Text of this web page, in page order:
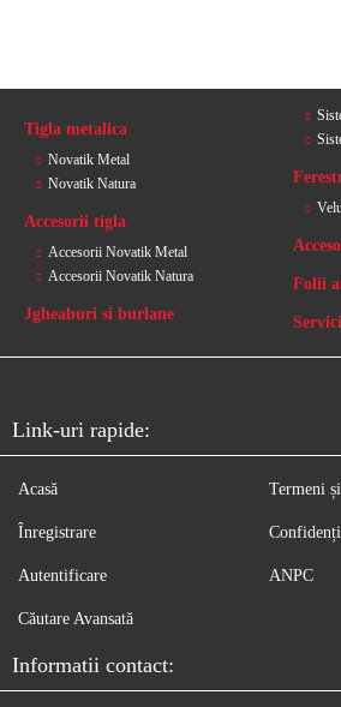
Tigla metalica
Novatik Metal
Novatik Natura
Accesorii tigla
Accesorii Novatik Metal
Accesorii Novatik Natura
Jgheaburi si burlane
Folii
Link-uri rapide:
Acasă
Înregistrare
Autentificare
Căutare Avansată
Termeni
ANPC
Informatii contact: